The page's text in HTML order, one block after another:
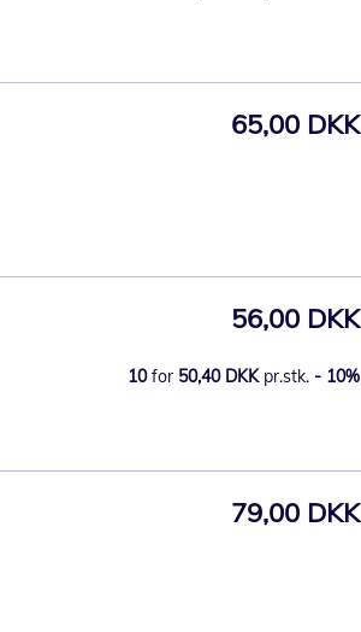
65,00 DKK
56,00 DKK
10for 50,40 DKK pr.stk. - 10%
79,00 DKK